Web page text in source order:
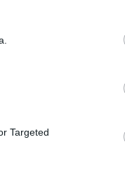
Targeted
της
για μερικά